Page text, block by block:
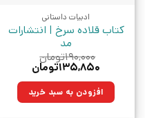
ادبیات داستانی
کتاب قلاده سرخ | انتشارات
مد
۱۹۰,۰۰۰تومان
قیمت
۱۹۰,۰۰۰تومان
بود.
۱۳۵,۸۵۰تومان
۱۳۵,۸۵۰تومان.افزودن به سبد خرید